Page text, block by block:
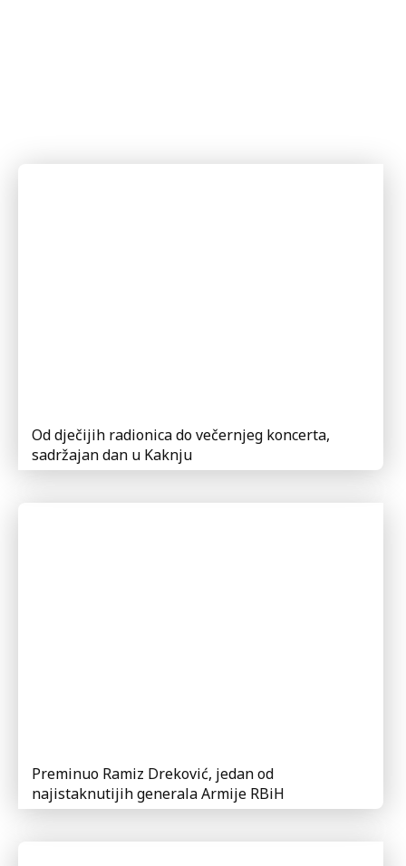
Od dječijih radionica do večernjeg koncerta,
sadržajan dan u Kaknju
Preminuo Ramiz Dreković, jedan od
najistaknutijih generala Armije RBiH